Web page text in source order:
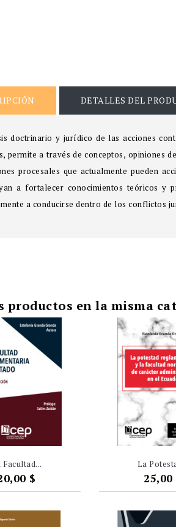
DETALLES DEL
doctrinario y jurídico de las acciones
permite a través de conceptos, opiniones
procesales que actualmente pueden
a fortalecer conocimientos teóricos y
a conducirse dentro de los conflictos
productos en la misma
Facultad...
$
La
25,00